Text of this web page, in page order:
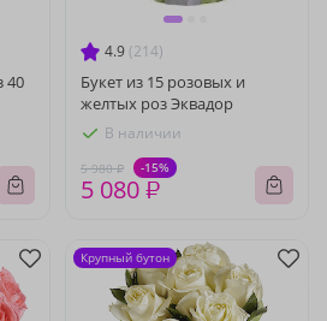
40
4.9 (214)
Букет из 15 розовых и
желтых роз Эквадор
В наличии
5 980 ₽ -15%
5 080 ₽
Крупный бутон